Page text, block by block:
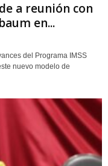
a reunión con
en...
del Programa IMSS
nuevo modelo de